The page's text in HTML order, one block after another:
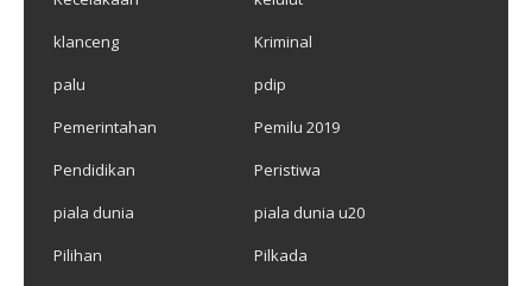
klanceng
Kriminal
palu
pdip
Pemerintahan
Pemilu 2019
Pendidikan
Peristiwa
piala dunia
piala dunia u20
Pilihan
Pilkada